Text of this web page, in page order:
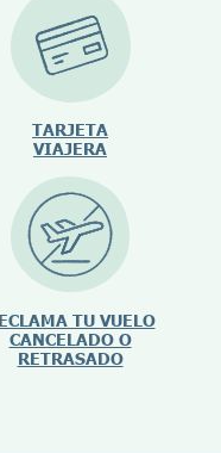
TARJETA
VIAJERA
TU VUELO
CANCELADO O
RETRASADO